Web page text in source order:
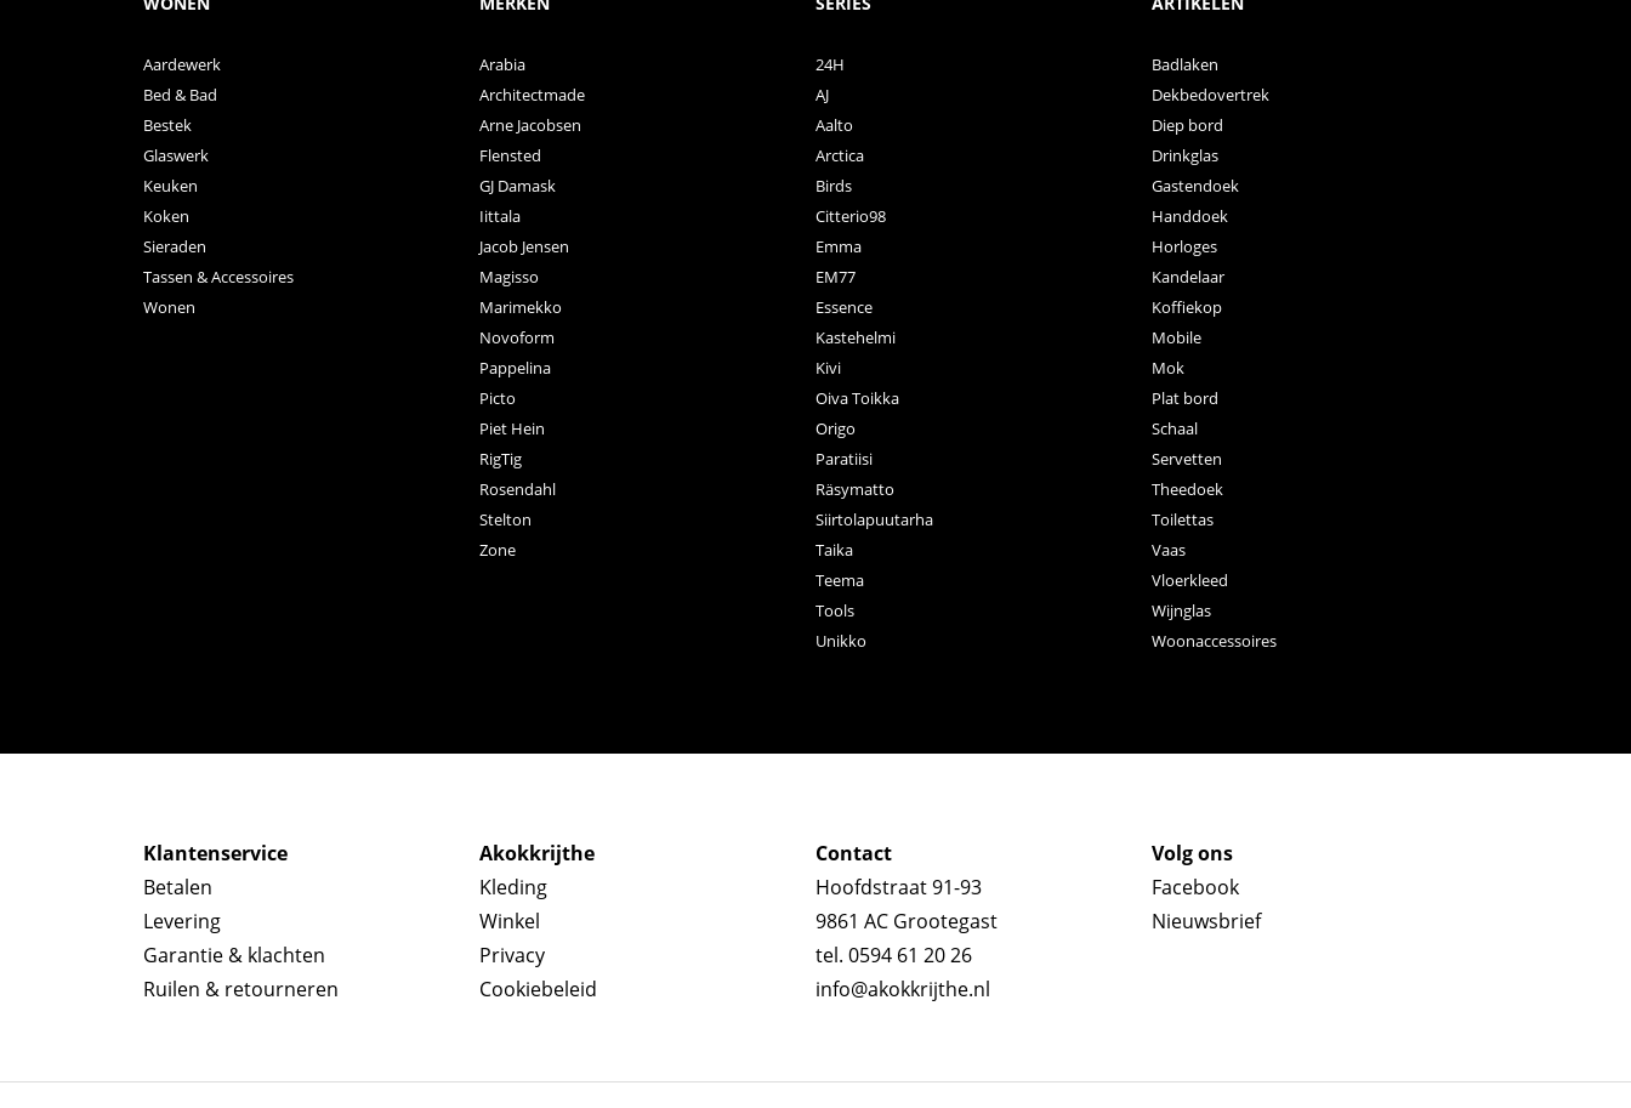
Aardewerk
Bed & Bad
Bestek
Glaswerk
Keuken
Koken
Sieraden
Tassen & Accessoires
Wonen
Arabia
Architectmade
Arne Jacobsen
Flensted
GJ Damask
Iittala
Jacob Jensen
Magisso
Marimekko
Novoform
Pappelina
Picto
Piet Hein
RigTig
Rosendahl
Stelton
Zone
24H
AJ
Aalto
Arctica
Birds
Citterio98
Emma
EM77
Essence
Kastehelmi
Kivi
Oiva Toikka
Origo
Paratiisi
Räsymatto
Siirtolapuutarha
Taika
Teema
Tools
Unikko
Badlaken
Dekbedovertrek
Diep bord
Drinkglas
Gastendoek
Handdoek
Horloges
Kandelaar
Koffiekop
Mobile
Mok
Plat bord
Schaal
Servetten
Theedoek
Toilettas
Vaas
Vloerkleed
Wijnglas
Woonaccessoires
Klantenservice
Betalen
Levering
Garantie & klachten
Ruilen & retourneren
Akokkrijthe
Kleding
Winkel
Privacy
Cookiebeleid
Contact
Hoofdstraat 91-93
9861 AC Grootegast
tel. 0594 61 20 26
info@akokkrijthe.nl
Volg ons
Facebook
Nieuwsbrief